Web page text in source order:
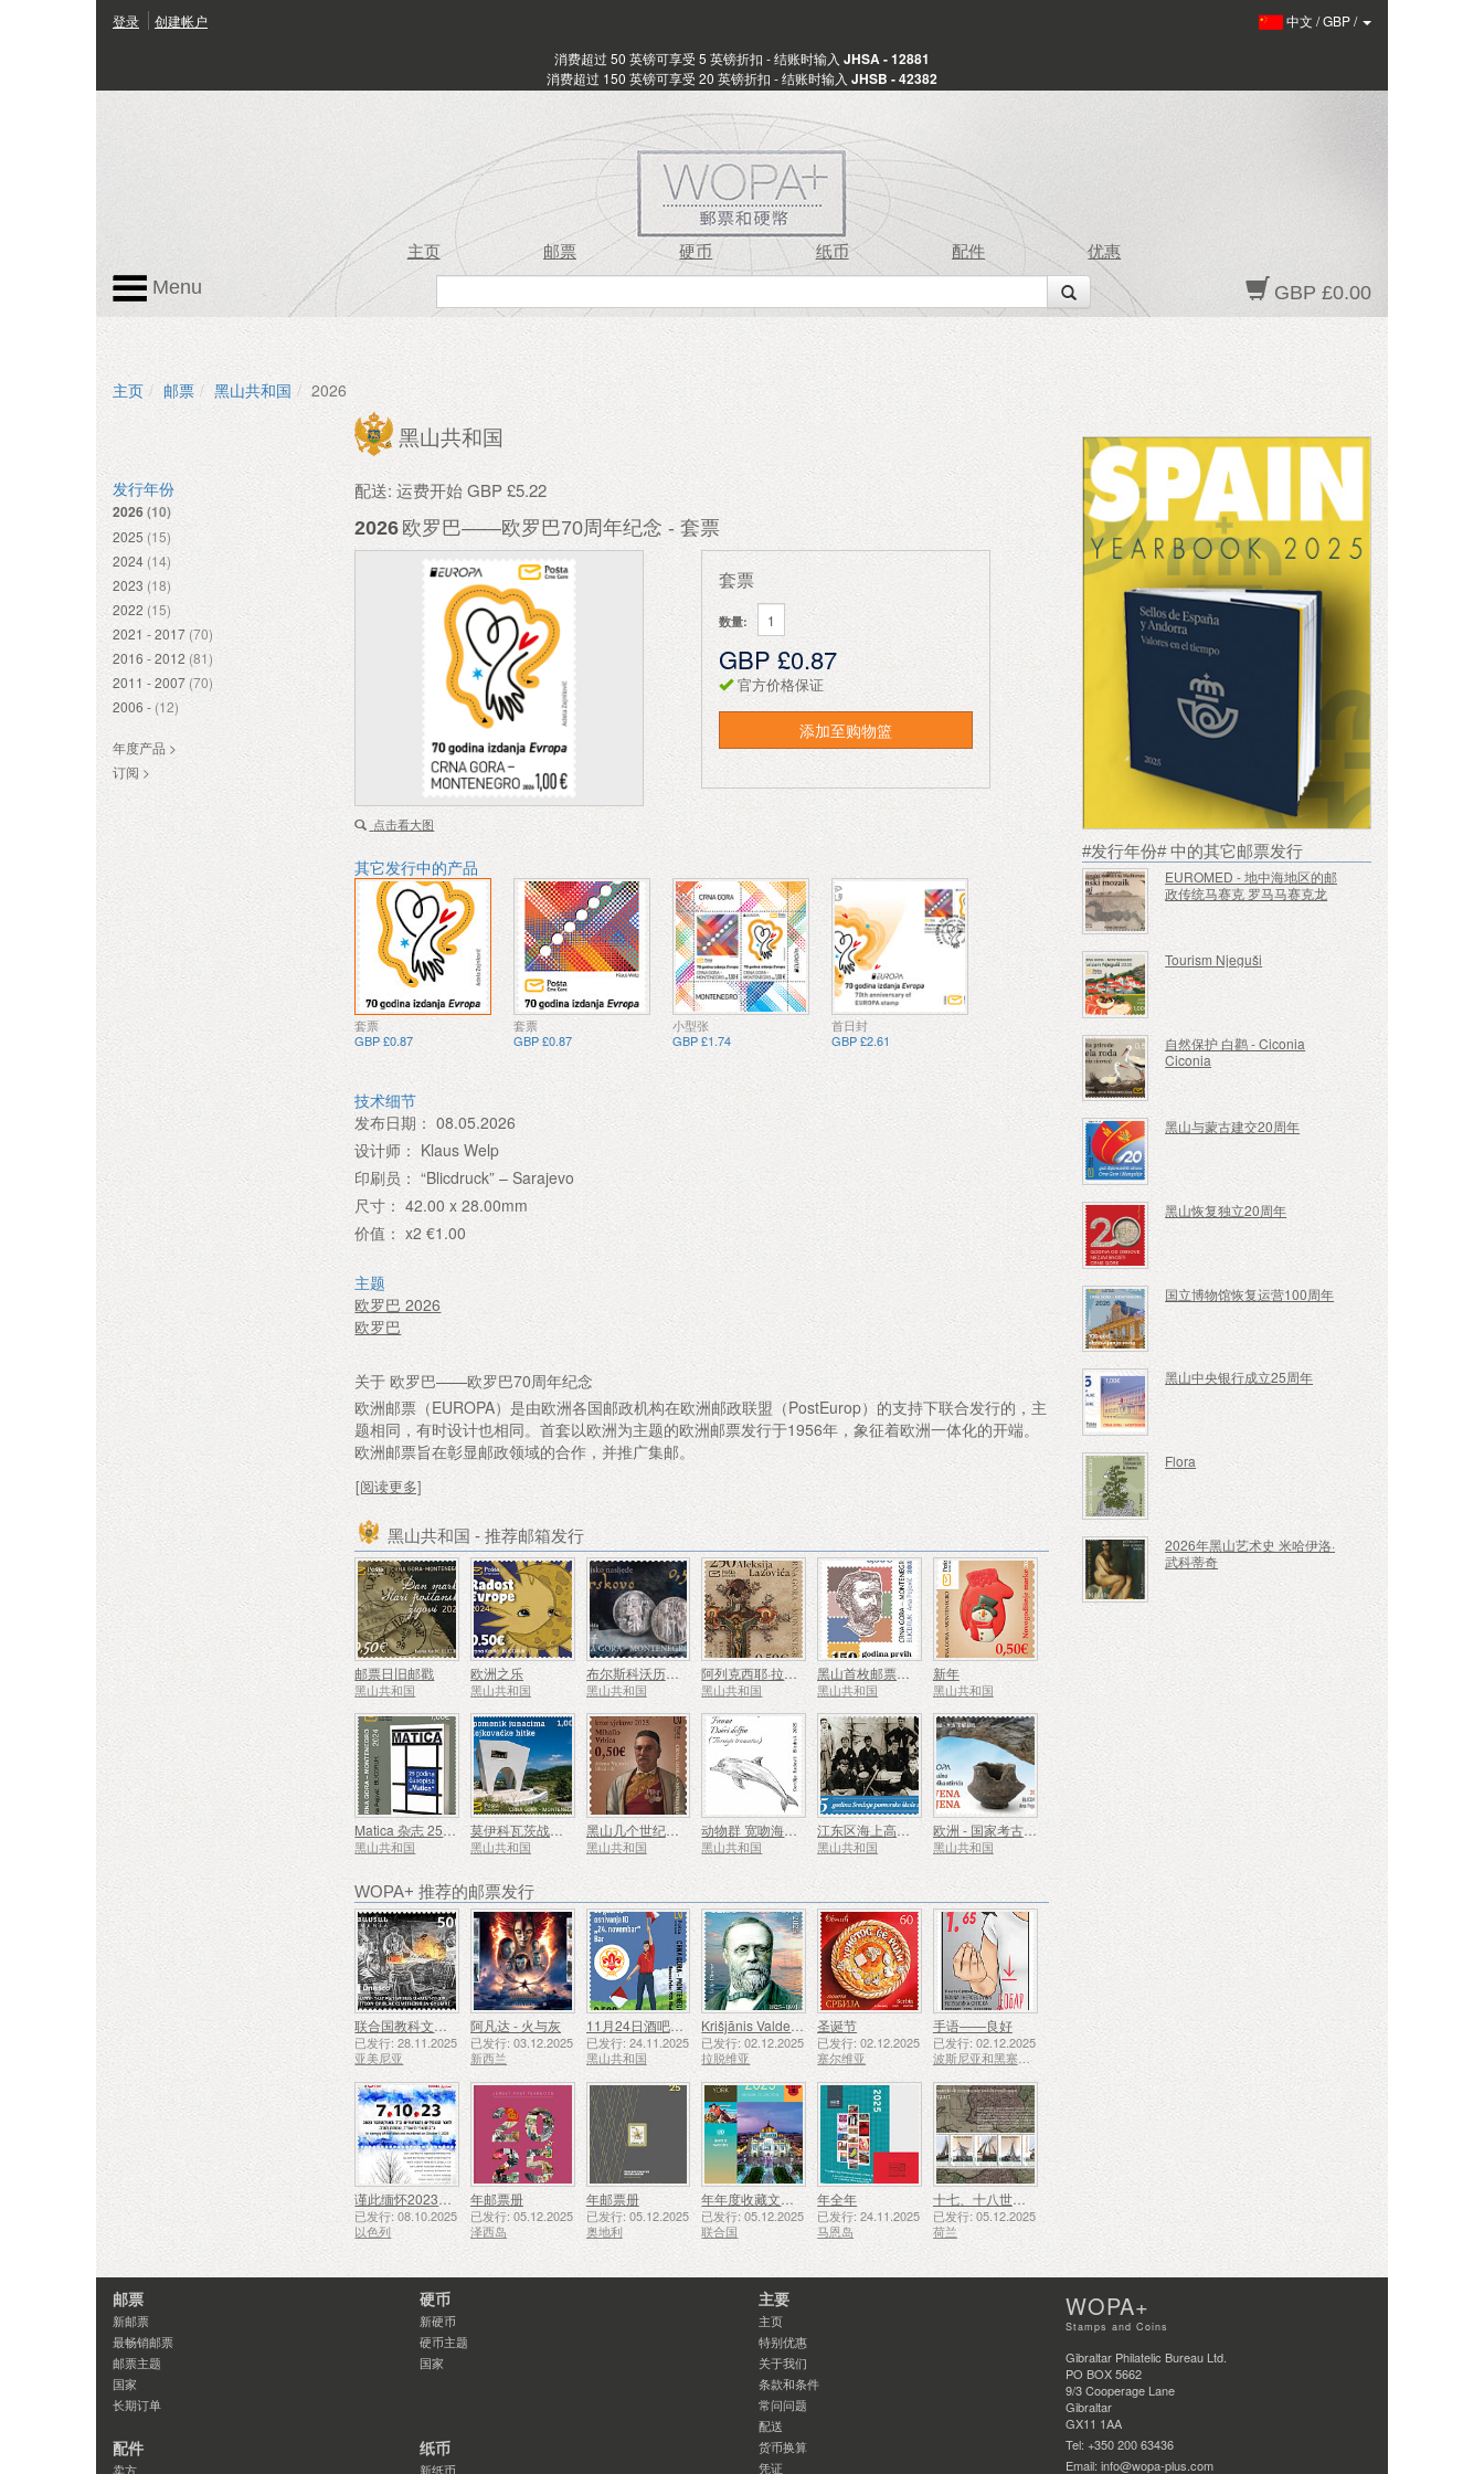
登录 创建帐户 中文 /GBP/
消费超过 50 英镑可享受 5 英镑折扣 - 结账时输入 JHSA - 12881
消费超过 150 英镑可享受 20 英镑折扣 - 结账时输入 JHSB - 42382
主页 邮票 硬币 纸币 配件 优惠
GBP £0.00
Menu
主页 邮票 黑山共和国 2026
发行年份
2026(10)
2025 (15)
2024 (14)
2023 (18)
2022 (15)
2021 - 2017 (70)
2016 - 2012 (81)
2011 - 2007 (70)
2006 - (12)
年度产品 >
订阅 >
黑山共和国
配送: 运费开始 GBP £5.22
2026 欧罗巴——欧罗巴70周年纪念 - 套票
点击看大图
套票
数量:
GBP £0.87
官方价格保证
添加至购物篮
其它发行中的产品
套票
GBP £0.87
套票
GBP £0.87
小型张
GBP £1.74
首日封
GBP £2.61
技术细节
发布日期： 08.05.2026
设计师： Klaus Welp
印刷员： “Blicdruck” – Sarajevo
尺寸： 42.00 x 28.00mm
价值： x2 €1.00
主题
欧罗巴 2026
欧罗巴
关于 欧罗巴——欧罗巴70周年纪念
欧洲邮票（EUROPA）是由欧洲各国邮政机构在欧洲邮政联盟（PostEurop）的支持下联合发行的，主
题相同，有时设计也相同。首套以欧洲为主题的欧洲邮票发行于1956年，象征着欧洲一体化的开端。
欧洲邮票旨在彰显邮政领域的合作，并推广集邮。
[阅读更多]
黑山共和国 - 推荐邮箱发行
邮票日旧邮戳
黑山共和国
欧洲之乐
黑山共和国
布尔斯科沃历史遗产
黑山共和国
阿列克西耶·拉佐维奇诞辰 250 周年
黑山共和国
黑山首枚邮票发行 150 周年
黑山共和国
新年
黑山共和国
Matica 杂志 25 周年
黑山共和国
莫伊科瓦茨战役英雄纪念碑
黑山共和国
黑山几个世纪以来的艺术 Mihailo Vrbica
黑山共和国
动物群 宽吻海豚 (Tursiops Truncatus)
黑山共和国
江东区海上高中175周年
黑山共和国
欧洲 - 国家考古发现
黑山共和国
WOPA+ 推荐的邮票发行
联合国教科文组织人类非物质文化遗产代表作名录——久姆里的铁匠技艺
已发行: 28.11.2025
亚美尼亚
阿凡达 - 火与灰
已发行: 03.12.2025
新西兰
11月24日酒吧侦察员成立50周年
已发行: 24.11.2025
黑山共和国
Krišjānis Valdemārs
已发行: 02.12.2025
拉脱维亚
圣诞节
已发行: 02.12.2025
塞尔维亚
手语——良好
已发行: 02.12.2025
波斯尼亚和黑塞哥维那 - 斯普斯卡共和国
谨此缅怀2023年10月7日遇难和被谋杀的人们
已发行: 08.10.2025
以色列
年邮票册
已发行: 05.12.2025
泽西岛
年邮票册
已发行: 05.12.2025
奥地利
年年度收藏文件夹（纽约）
已发行: 05.12.2025
联合国
年全年
已发行: 24.11.2025
马恩岛
十七、十八世纪的航运——泥炭运输
已发行: 05.12.2025
荷兰
#发行年份# 中的其它邮票发行
EUROMED - 地中海地区的邮
政传统马赛克 罗马马赛克龙
Tourism Njeguši
自然保护 白鹳 - Ciconia
Ciconia
黑山与蒙古建交20周年
黑山恢复独立20周年
国立博物馆恢复运营100周年
黑山中央银行成立25周年
Flora
2026年黑山艺术史 米哈伊洛·
武科蒂奇
邮票
新邮票
最畅销邮票
邮票主题
国家
长期订单
硬币
新硬币
硬币主题
国家
配件
卖方
纸币
新纸币
主要
主页
特别优惠
关于我们
条款和条件
常问问题
配送
货币换算
凭证
WOPA+
Stamps and Coins
Gibraltar Philatelic Bureau Ltd.
PO BOX 5662
9/3 Cooperage Lane
Gibraltar
GX11 1AA
Tel: +350 200 63436
Email: info@wopa-plus.com